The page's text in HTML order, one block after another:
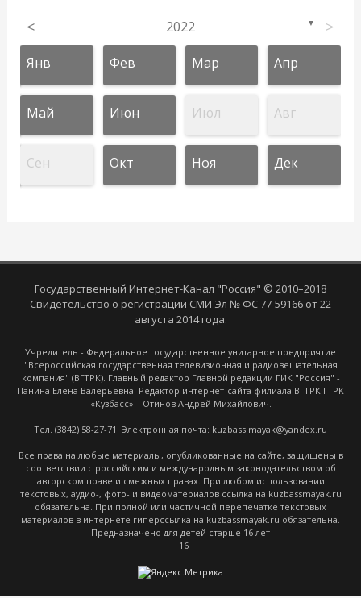
< 2022 ▼ >
Янв Фев Мар Апр
Май Июн Июл Авг
Сен Окт Ноя Дек
Государственный Интернет-Канал "Россия" © 2010–2018
Свидетельство о регистрации СМИ Эл № ФС 77-59166 от 22
августа 2014 года.
Учредитель - Федеральное государственное унитарное предприятие
"Всероссийская государственная телевизионная и радиовещательная
компания" (ВГТРК). Главный редактор Главной редакции ГИК "Россия" -
Панина Елена Валерьевна. Редактор интернет-сайта филиала ВГТРК ГТРК
«Кузбасс» – Отинов Андрей Михайлович.
Тел. (3842) 58-27-71. Электронная почта: kuzbass.mayak@yandex.ru
Все права на любые материалы, опубликованные на сайте, защищены в
соответствии с российским и международным законодательством об
авторском праве и смежных правах. При любом использовании
текстовых, аудио-, фото- и видеоматериалов ссылка на kuzbassmayak.ru
обязательна. При полной или частичной перепечатке текстовых
материалов в интернете гиперссылка на kuzbassmayak.ru обязательна.
Предназначено для детей старше 16 лет
+16